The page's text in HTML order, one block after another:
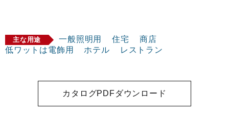
主な用途 一般照明用 住宅
商店
低ワットは電飾用
ホテル レストラン
カタログPDFダウンロード